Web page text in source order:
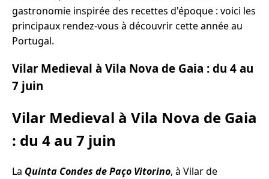
gastronomie inspirée des recettes d'époque : voici les
principaux rendez-vous à découvrir cette année au
Portugal.
Vilar Medieval à Vila Nova de Gaia : du 4 au
7 juin
Vilar Medieval à Vila Nova de Gaia
: du 4 au 7 juin
La Quinta Condes de Paço Vitorino, à Vilar de